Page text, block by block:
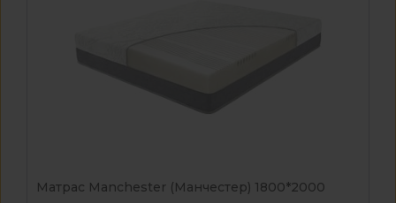
Матрас Manchester (Манчестер) 1800*2000